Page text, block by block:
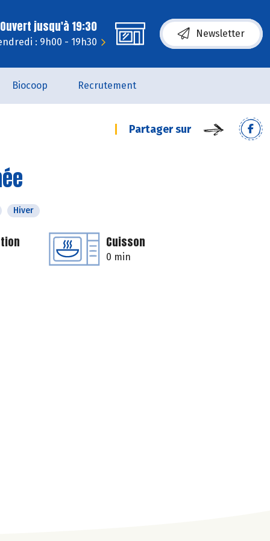
Ouvert jusqu'à 19:30
: 9h00 - 19h30
Newsletter
Biocoop Recrutement
Partager sur
Hiver
Cuisson
0 min